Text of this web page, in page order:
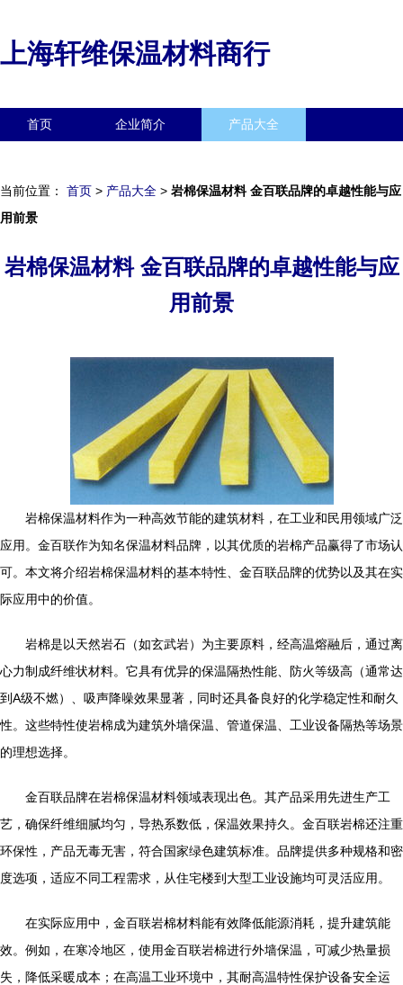
上海轩维保温材料商行
首页 企业简介 产品大全
当前位置： 首页 > 产品大全 > 岩棉保温材料 金百联品牌的卓越性能与应
用前景
岩棉保温材料 金百联品牌的卓越性能与应
用前景
岩棉保温材料作为一种高效节能的建筑材料，在工业和民用领域广泛
应用。金百联作为知名保温材料品牌，以其优质的岩棉产品赢得了市场认
可。本文将介绍岩棉保温材料的基本特性、金百联品牌的优势以及其在实
际应用中的价值。
岩棉是以天然岩石（如玄武岩）为主要原料，经高温熔融后，通过离
心力制成纤维状材料。它具有优异的保温隔热性能、防火等级高（通常达
到A级不燃）、吸声降噪效果显著，同时还具备良好的化学稳定性和耐久
性。这些特性使岩棉成为建筑外墙保温、管道保温、工业设备隔热等场景
的理想选择。
金百联品牌在岩棉保温材料领域表现出色。其产品采用先进生产工
艺，确保纤维细腻均匀，导热系数低，保温效果持久。金百联岩棉还注重
环保性，产品无毒无害，符合国家绿色建筑标准。品牌提供多种规格和密
度选项，适应不同工程需求，从住宅楼到大型工业设施均可灵活应用。
在实际应用中，金百联岩棉材料能有效降低能源消耗，提升建筑能
效。例如，在寒冷地区，使用金百联岩棉进行外墙保温，可减少热量损
失，降低采暖成本；在高温工业环境中，其耐高温特性保护设备安全运